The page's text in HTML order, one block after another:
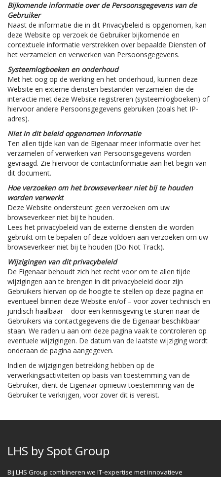
Bijkomende informatie over de Persoonsgegevens van de
Gebruiker
Naast de informatie die in dit Privacybeleid is opgenomen, kan
deze Website op verzoek de Gebruiker bijkomende en
contextuele informatie verstrekken over bepaalde Diensten of
het verzamelen en verwerken van Persoonsgegevens.
Systeemlogboeken en onderhoud
Met het oog op de werking en het onderhoud, kunnen deze
Website en externe diensten bestanden verzamelen die de
interactie met deze Website registreren (systeemlogboeken) of
hiervoor andere Persoonsgegevens gebruiken (zoals het IP-
adres).
Niet in dit beleid opgenomen informatie
Ten allen tijde kan van de Eigenaar meer informatie over het
verzamelen of verwerken van Persoonsgegevens worden
gevraagd. Zie hiervoor de contactinformatie aan het begin van
dit document.
Hoe verzoeken om het browseverkeer niet bij te houden
worden verwerkt
Deze Website ondersteunt geen verzoeken om uw
browseverkeer niet bij te houden.
Lees het privacybeleid van de externe diensten die worden
gebruikt om te bepalen of deze voldoen aan verzoeken om uw
browseverkeer niet bij te houden (Do Not Track).
Wijzigingen van dit privacybeleid
De Eigenaar behoudt zich het recht voor om te allen tijde
wijzigingen aan te brengen in dit privacybeleid door zijn
Gebruikers hiervan op de hoogte te stellen op deze pagina en
eventueel binnen deze Website en/of – voor zover technisch en
juridisch haalbaar – door een kennisgeving te sturen naar de
Gebruikers via contactgegevens die de Eigenaar beschikbaar
staan. We raden u aan om deze pagina vaak te controleren op
eventuele wijzigingen. De datum van de laatste wijziging wordt
onderaan de pagina aangegeven.
Indien de wijzigingen betrekking hebben op de
verwerkingsactiviteiten op basis van toestemming van de
Gebruiker, dient de Eigenaar opnieuw toestemming van de
Gebruiker te verkrijgen, voor zover dit is vereist.
LHS by Spot Group
Bij LHS Group combineren we IT-expertise met innovatieve